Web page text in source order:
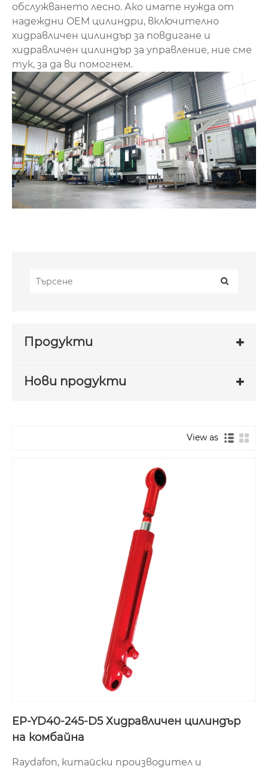
обслужването лесно. Ако имате нужда от
надеждни OEM цилиндри, включително
хидравличен цилиндър за повдигане и
хидравличен цилиндър за управление, ние сме
тук, за да ви помогнем.
Продукти
Нови продукти
View as
EP-YD40-245-D5 Хидравличен цилиндър
на комбайна
Raydafon, китайски производител и